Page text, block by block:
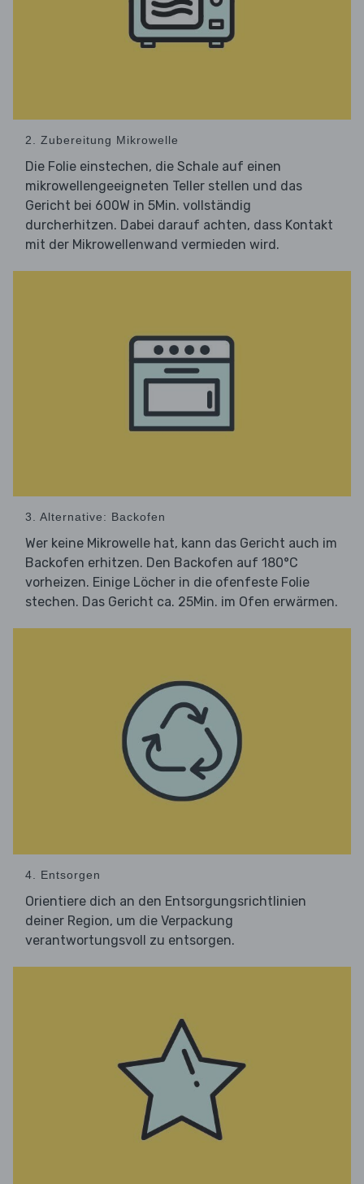
2. Zubereitung Mikrowelle
Die Folie einstechen, die Schale auf einen
mikrowellengeeigneten Teller stellen und das
Gericht bei 600W in 5Min. vollständig
durcherhitzen. Dabei darauf achten, dass Kontakt
mit der Mikrowellenwand vermieden wird.
3. Alternative: Backofen
Wer keine Mikrowelle hat, kann das Gericht auch im
Backofen erhitzen. Den Backofen auf 180°C
vorheizen. Einige Löcher in die ofenfeste Folie
stechen. Das Gericht ca. 25Min. im Ofen erwärmen.
4. Entsorgen
Orientiere dich an den Entsorgungsrichtlinien
deiner Region, um die Verpackung
verantwortungsvoll zu entsorgen.